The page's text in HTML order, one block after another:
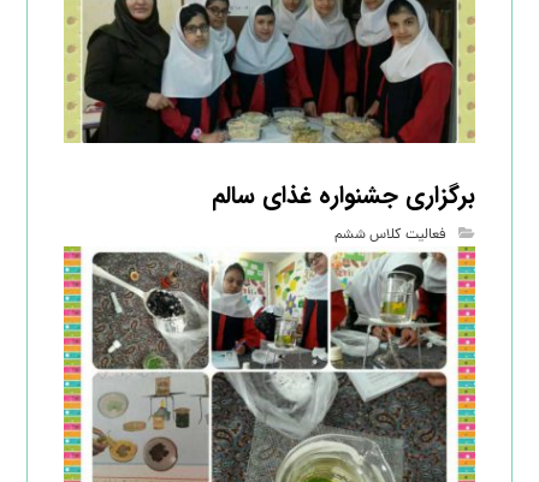
برگزاری جشنواره غذای سالم
فعالیت کلاس ششم